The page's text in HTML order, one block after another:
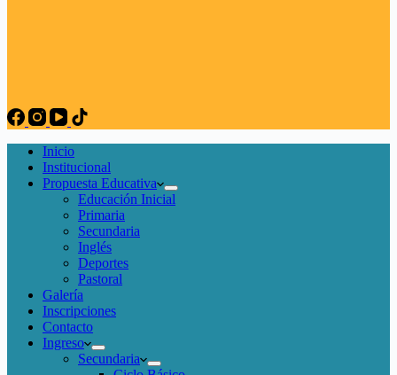
Inicio
Institucional
Propuesta Educativa
Educación Inicial
Primaria
Secundaria
Inglés
Deportes
Pastoral
Galería
Inscripciones
Contacto
Ingreso
Secundaria